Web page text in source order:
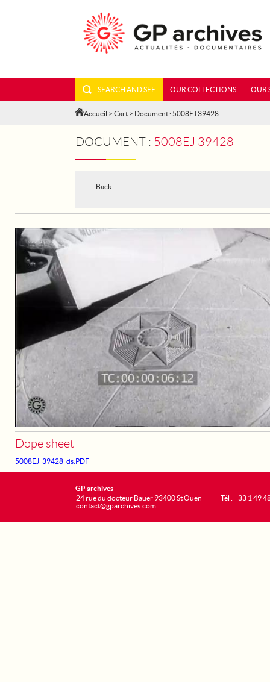
SEARCH AND SEE OUR COLLECTIONS OUR
Accueil > Cart > Document : 5008EJ 39428
DOCUMENT : 5008EJ 39428 -
Back
Dope sheet
5008EJ_39428_ds.PDF
GP archives
24 rue du docteur Bauer 93400 St Ouen
contact@gparchives.com
Tél : +33 1 49